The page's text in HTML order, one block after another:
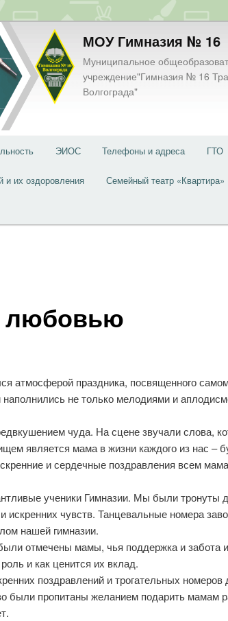
МОУ Гимназия № 16
Муниципальное
учреждение"Гимназия № 16
Волгограда"
ЭИОС Телефоны и адреса ГТО
и их оздоровления Семейный театр «Квартира»
любовью
атмосферой праздника, посвященного
не только мелодиями и
чуда. На сцене звучали слова,
является мама в жизни каждого из нас –
и сердечные поздравления всем
ученики Гимназии. Мы были тронуты
чувств. Танцевальные номера
нашей гимназии.
отмечены мамы, чья поддержка и забота
и как ценится их вклад.
поздравлений и трогательных
были пропитаны желанием подарить мамам